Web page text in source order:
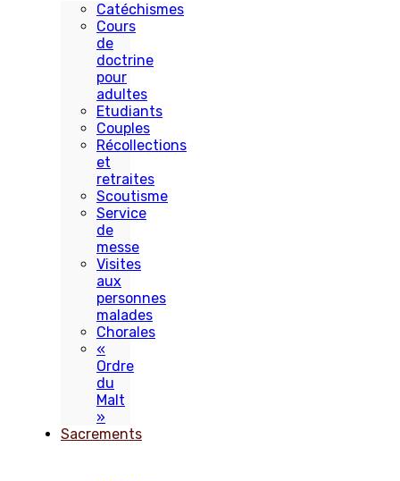
Catéchismes
Cours
de
doctrine
pour
adultes
Etudiants
Couples
Récollections
et
retraites
Scoutisme
Service
de
messe
Visites
aux
personnes
malades
Chorales
«
Ordre
du
Malt
»
Sacrements